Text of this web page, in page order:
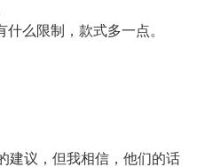
么限制，款式多一点。
建议，但我相信，他们的话